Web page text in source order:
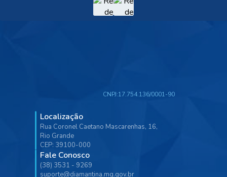
Localização
Rua Coronel Caetano Mascarenhas, 16,
Rio Grande
CEP: 39100-000
Fale Conosco
(38) 3531 - 9269
suporte@diamantina.mg.gov.br
CNPJ:17.754.136/0001-90